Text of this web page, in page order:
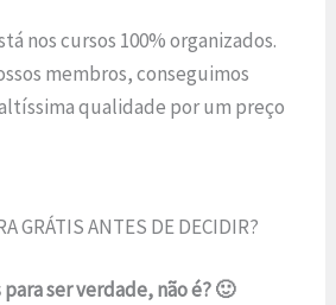
nos cursos 100% organizados.
membros, conseguimos
qualidade por um preço
GRÁTIS ANTES DE DECIDIR?
ser verdade, não é? 🙂